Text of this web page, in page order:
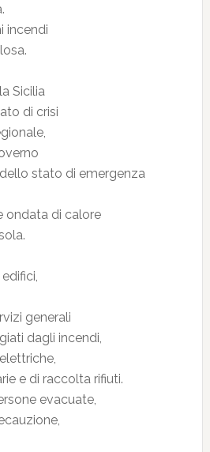
incendi
Sicilia
di crisi
stato di emergenza
ondata di calore
generali
dagli incendi,
e di raccolta rifiuti.
evacuate,